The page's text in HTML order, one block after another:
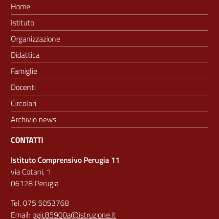
Home
Istituto
Organizzazione
Didattica
Famiglie
Docenti
Circolari
Archivio news
CONTATTI
Istituto Comprensivo Perugia 11
via Cotani, 1
06128 Perugia
Tel. 075 5053768
Email: pgic85900a@istruzione.it